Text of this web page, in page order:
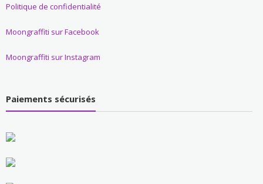
Politique de confidentialité
Moongraffiti sur Facebook
Moongraffiti sur Instagram
Paiements sécurisés